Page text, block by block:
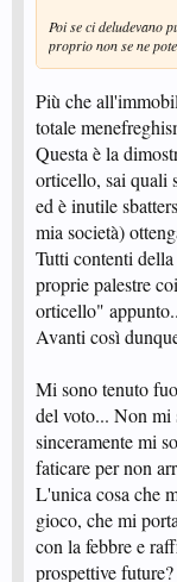
Poi se ci deludevano
proprio non se ne
Più che
totale
Questa è la
orticello, sai quali
ed è inutile
mia società)
Tutti contenti
proprie palestre
orticello"
Avanti così
Mi sono tenuto
del voto... Non mi
sinceramente mi
faticare per non
L'unica cosa che
gioco, che mi
con la febbre e
prospettive future?